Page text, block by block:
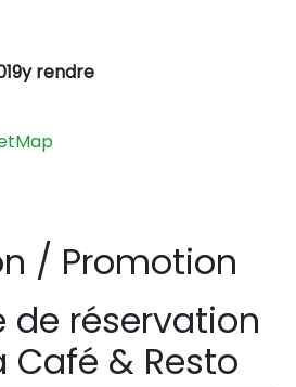
rendre
/ Promotion
de réservation
& Resto